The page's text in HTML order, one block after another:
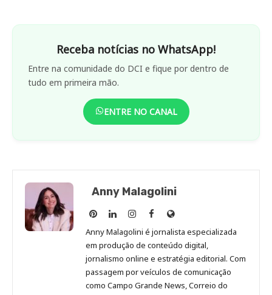
Receba notícias no WhatsApp!
Entre na comunidade do DCI e fique por dentro de
tudo em primeira mão.
ENTRE NO CANAL
Anny Malagolini
Anny
Malagolini
no
Pinterest
Anny
Malagolini
no
LinkedIn
Anny
Malagolini
no
Instagram
Anny
Malagolini
no
Facebook
Site
de
Anny
Malagolini
Anny Malagolini é jornalista especializada
em produção de conteúdo digital,
jornalismo online e estratégia editorial. Com
passagem por veículos de comunicação
como Campo Grande News, Correio do